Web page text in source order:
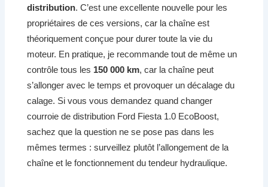
distribution. C’est une excellente nouvelle pour les
propriétaires de ces versions, car la chaîne est
théoriquement conçue pour durer toute la vie du
moteur. En pratique, je recommande tout de même un
contrôle tous les 150 000 km, car la chaîne peut
s’allonger avec le temps et provoquer un décalage du
calage. Si vous vous demandez quand changer
courroie de distribution Ford Fiesta 1.0 EcoBoost,
sachez que la question ne se pose pas dans les
mêmes termes : surveillez plutôt l’allongement de la
chaîne et le fonctionnement du tendeur hydraulique.